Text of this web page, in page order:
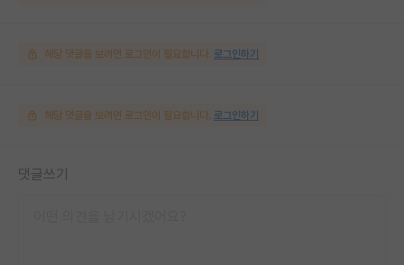
해당 댓글을 보려면 로그인이 필요합니다. 로그인하기
해당 댓글을 보려면 로그인이 필요합니다. 로그인하기
댓글쓰기